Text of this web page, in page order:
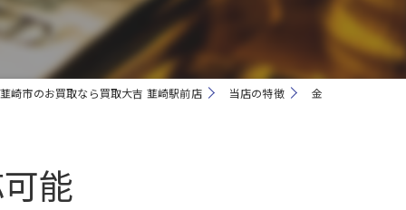
時計
出張
崎市のお買取なら買取大吉 韮崎駅前店 当店の特徴 金
能